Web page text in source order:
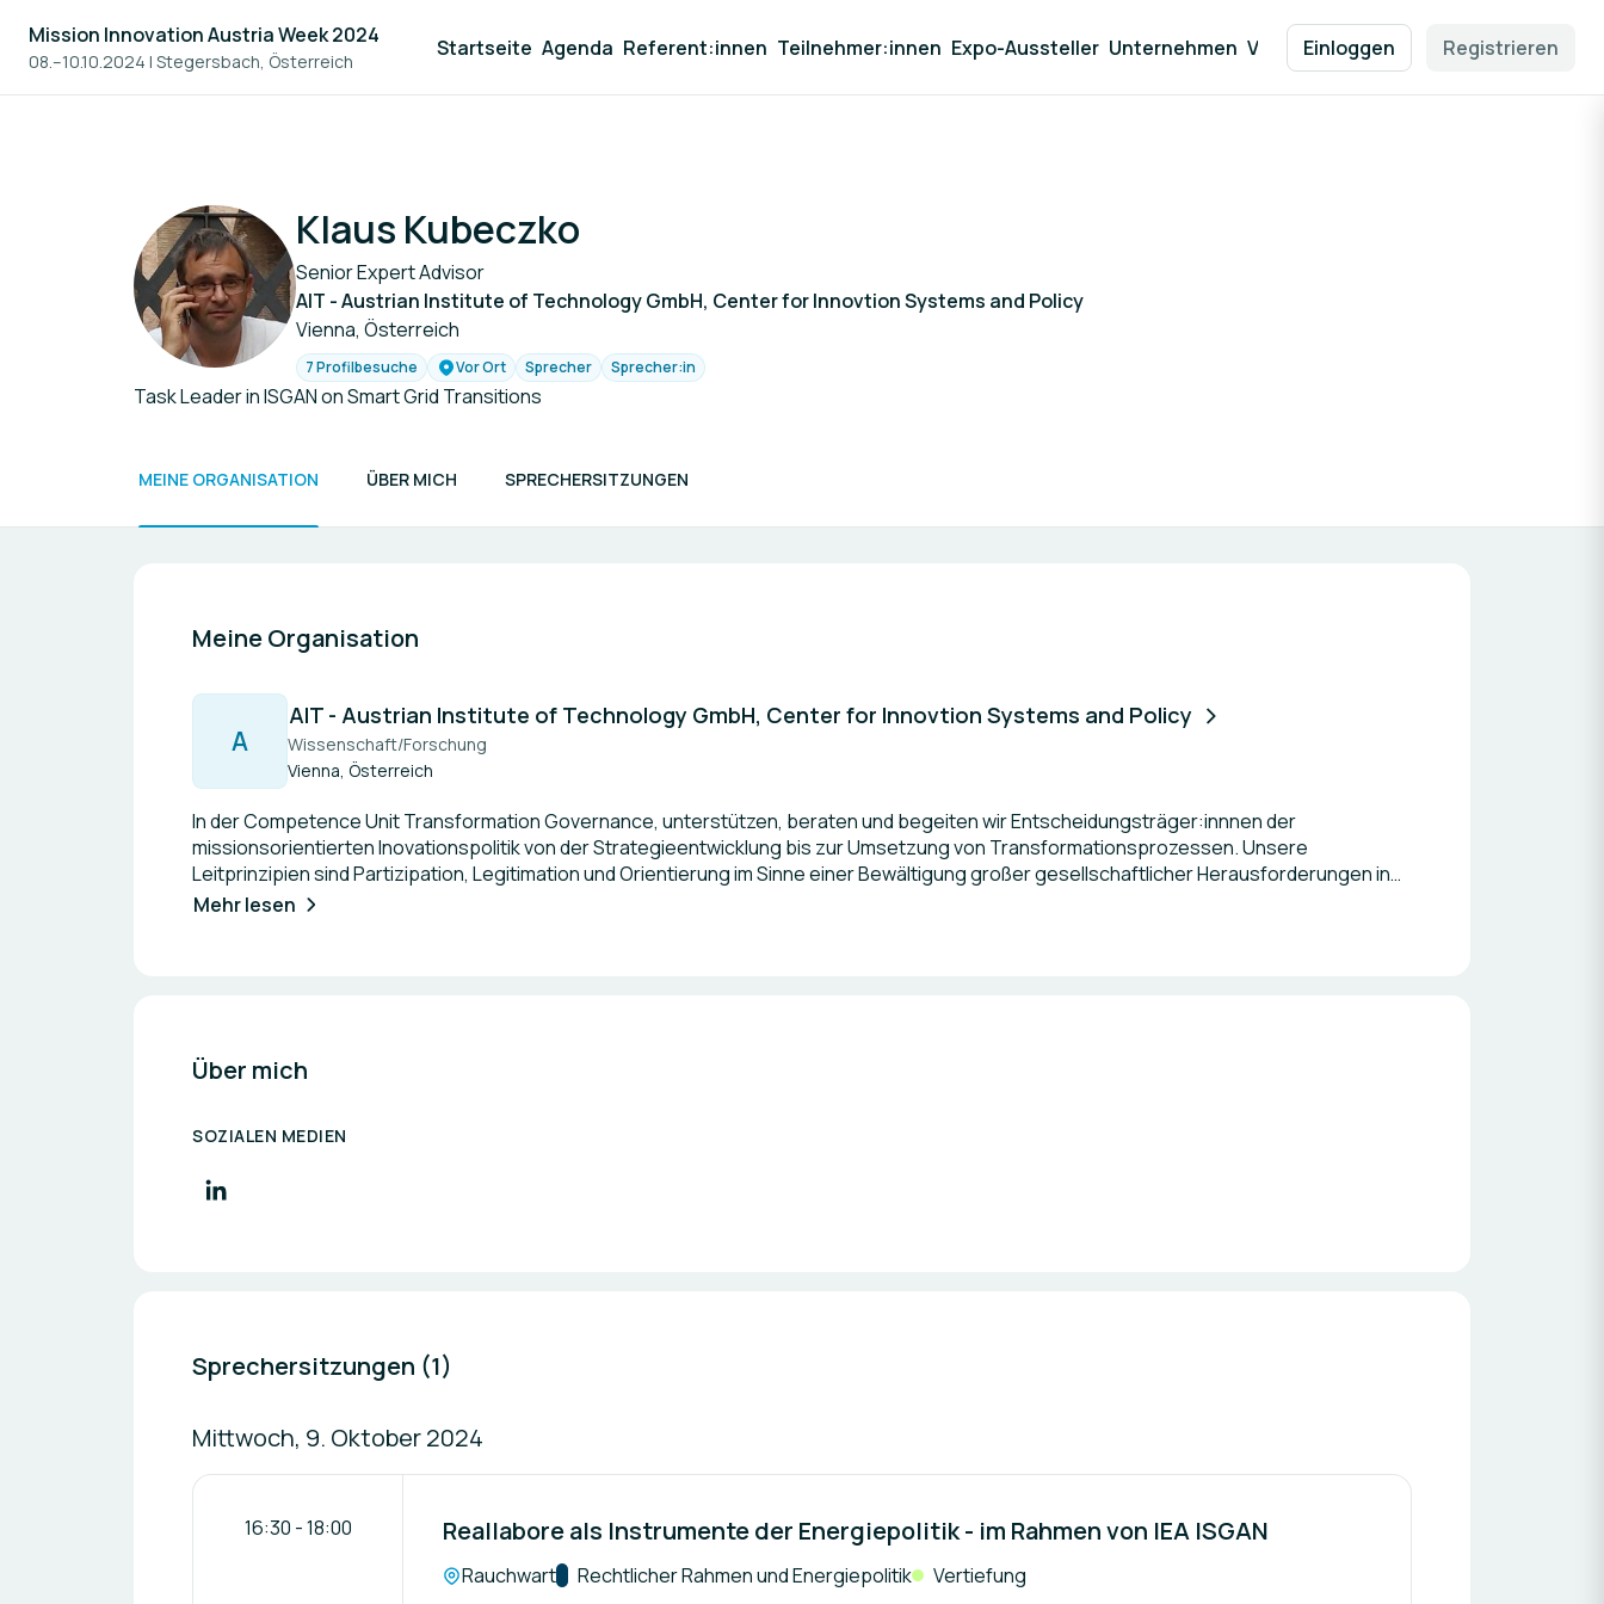
Mission Innovation Austria Week 2024
08.–10.10.2024 | Stegersbach, Österreich
Startseite Agenda Referent:innen Teilnehmer:innen Expo-Aussteller Unternehmen Veranstalter/Partner Anreise/Hotel
Einloggen Registrieren
Klaus Kubeczko
Senior Expert Advisor
AIT - Austrian Institute of Technology GmbH, Center for Innovtion Systems and Policy
Vienna, Österreich
7 Profilbesuche Vor Ort Sprecher Sprecher:in
Task Leader in ISGAN on Smart Grid Transitions
MEINE ORGANISATION ÜBER MICH SPRECHERSITZUNGEN
Meine Organisation
A
AIT - Austrian Institute of Technology GmbH, Center for Innovtion Systems and Policy
Wissenschaft/Forschung
Vienna, Österreich
In der Competence Unit Transformation Governance, unterstützen, beraten und begeiten wir Entscheidungsträger:innnen der
missionsorientierten Inovationspolitik von der Strategieentwicklung bis zur Umsetzung von Transformationsprozessen. Unsere
Leitprinzipien sind Partizipation, Legitimation und Orientierung im Sinne einer Bewältigung großer gesellschaftlicher Herausforderungen in
Bereichen wie z.B. Mobilität, demografischer Wandel, Energieversorgung und Sicherheit.
Mehr lesen
Über mich
SOZIALEN MEDIEN
Sprechersitzungen (1)
Mittwoch, 9. Oktober 2024
16:30 -18:00 Reallabore als Instrumente der Energiepolitik - im Rahmen von IEA ISGAN
Location:
RauchwartKategorie:
Rechtlicher Rahmen und Energiepolitik
Vertiefung